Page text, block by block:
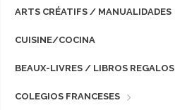
ARTS CRÉATIFS / MANUALIDADES
CUISINE/COCINA
BEAUX-LIVRES / LIBROS REGALOS
COLEGIOS FRANCESES